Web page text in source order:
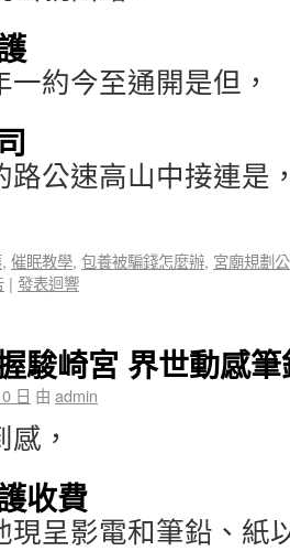
一約今至通開是但，
路公速高山中接連是
, 催眠教學, 包養被騙錢怎麼辦, 宮廟規劃
| 發表迴響
駿崎宮 界世動感
日 由 admin
，
收費
現呈影電和筆鉛、紙